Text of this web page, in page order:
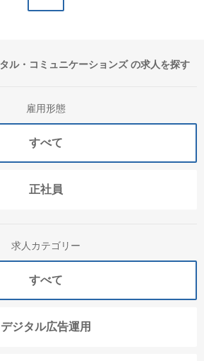
ル・コミュニケーションズ の求人を探す
雇用形態
すべて
正社員
求人カテゴリー
すべて
デジタル広告運用